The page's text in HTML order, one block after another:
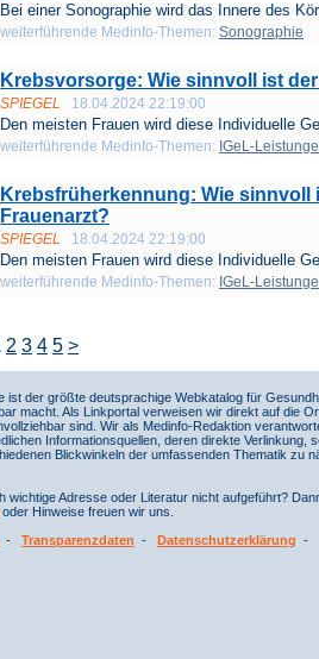
Bei einer Sonographie wird das Innere des
weiterführende Medinfo-Themen: Sonographie
Krebsvorsorge: Wie sinnvoll ist
SPIEGEL 18.04.2024 22:19:00
Den meisten Frauen wird diese Individuelle
weiterführende Medinfo-Themen: IGeL-
Krebsfrüherkennung: Wie sinnvoll
Frauenarzt?
SPIEGEL 18.04.2024 22:19:00
Den meisten Frauen wird diese Individuelle
weiterführende Medinfo-Themen: IGeL-
2 3 4 5 >
ist der größte deutsprachige Webkatalog für
macht. Als Linkportal verweisen wir direkt auf die
sind. Wir als Medinfo-Redaktion
Informationsquellen, deren direkte
Blickwinkeln der umfassenden Thematik
wichtige Adresse oder Literatur nicht aufgeführt?
oder Hinweise freuen wir uns.
- Transparenzdaten - Datenschutzerklärung -